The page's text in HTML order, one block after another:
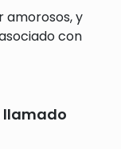
amorosos, y
con
llamado